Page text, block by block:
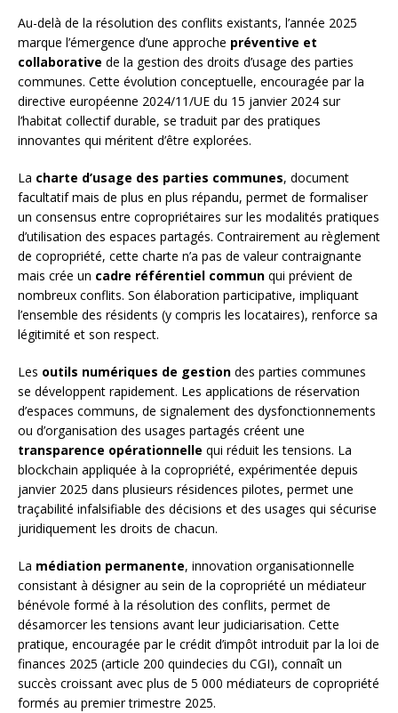
Au-delà de la résolution des conflits existants, l’année 2025
marque l’émergence d’une approche préventive et
collaborative de la gestion des droits d’usage des parties
communes. Cette évolution conceptuelle, encouragée par la
directive européenne 2024/11/UE du 15 janvier 2024 sur
l’habitat collectif durable, se traduit par des pratiques
innovantes qui méritent d’être explorées.
La charte d’usage des parties communes, document
facultatif mais de plus en plus répandu, permet de formaliser
un consensus entre copropriétaires sur les modalités pratiques
d’utilisation des espaces partagés. Contrairement au règlement
de copropriété, cette charte n’a pas de valeur contraignante
mais crée un cadre référentiel commun qui prévient de
nombreux conflits. Son élaboration participative, impliquant
l’ensemble des résidents (y compris les locataires), renforce sa
légitimité et son respect.
Les outils numériques de gestion des parties communes
se développent rapidement. Les applications de réservation
d’espaces communs, de signalement des dysfonctionnements
ou d’organisation des usages partagés créent une
transparence opérationnelle qui réduit les tensions. La
blockchain appliquée à la copropriété, expérimentée depuis
janvier 2025 dans plusieurs résidences pilotes, permet une
traçabilité infalsifiable des décisions et des usages qui sécurise
juridiquement les droits de chacun.
La médiation permanente, innovation organisationnelle
consistant à désigner au sein de la copropriété un médiateur
bénévole formé à la résolution des conflits, permet de
désamorcer les tensions avant leur judiciarisation. Cette
pratique, encouragée par le crédit d’impôt introduit par la loi de
finances 2025 (article 200 quindecies du CGI), connaît un
succès croissant avec plus de 5 000 médiateurs de copropriété
formés au premier trimestre 2025.